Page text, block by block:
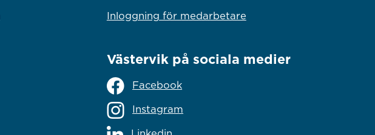
Inloggning för medarbetare
Västervik på sociala medier
Facebook
Instagram